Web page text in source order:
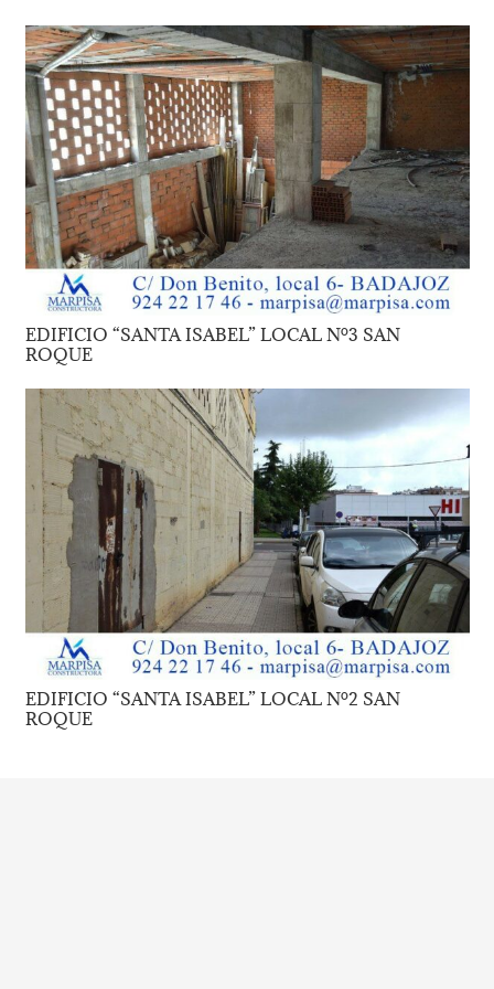
EDIFICIO “SANTA ISABEL” LOCAL Nº3 SAN
ROQUE
EDIFICIO “SANTA ISABEL” LOCAL Nº2 SAN
ROQUE